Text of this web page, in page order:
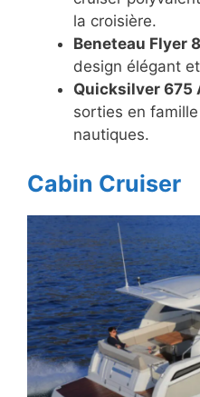
la croisière.
Beneteau Flyer 8
design élégant
Quicksilver 675
sorties en
nautiques.
Cabin Cruiser